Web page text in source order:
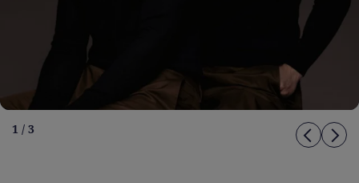
1 / 3